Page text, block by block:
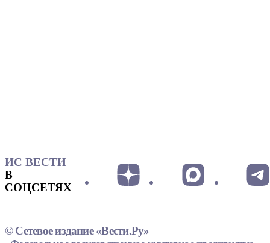
ИС ВЕСТИ
В
СОЦСЕТЯХ
© Сетевое издание «Вести.Ру»